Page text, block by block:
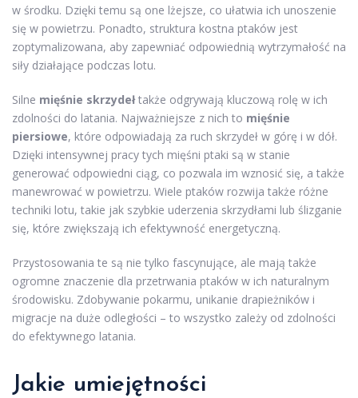
w środku. Dzięki temu są one lżejsze, co ułatwia ich unoszenie
się w powietrzu. Ponadto, struktura kostna ptaków jest
zoptymalizowana, aby zapewniać odpowiednią wytrzymałość na
siły działające podczas lotu.
Silne mięśnie skrzydełtakże odgrywają kluczową rolę w ich
zdolności do latania. Najważniejsze z nich to mięśnie
piersiowe, które odpowiadają za ruch skrzydeł w górę i w dół.
Dzięki intensywnej pracy tych mięśni ptaki są w stanie
generować odpowiedni ciąg, co pozwala im wznosić się, a także
manewrować w powietrzu. Wiele ptaków rozwija także różne
techniki lotu, takie jak szybkie uderzenia skrzydłami lub ślizganie
się, które zwiększają ich efektywność energetyczną.
Przystosowania te są nie tylko fascynujące, ale mają także
ogromne znaczenie dla przetrwania ptaków w ich naturalnym
środowisku. Zdobywanie pokarmu, unikanie drapieżników i
migracje na duże odległości – to wszystko zależy od zdolności
do efektywnego latania.
Jakie umiejętności